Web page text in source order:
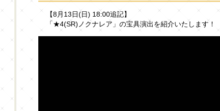
【8月13日(日) 18:00追記】
「★4(SR)ノクナレア」の宝具演出を紹介いたします！